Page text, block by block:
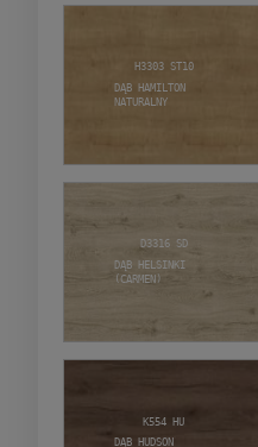
Dąb Hamilton
Naturalny
H3303 ST10
Dąb Helsinki
(Carmen)
D3316 SD
Dąb Hudson
K554 HU